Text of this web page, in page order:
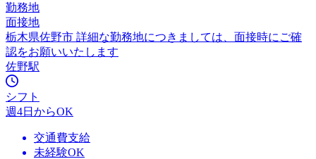
勤務地
面接地
栃木県佐野市 詳細な勤務地につきましては、面接時にご確
認をお願いいたします
佐野駅
シフト
週4日からOK
交通費支給
未経験OK